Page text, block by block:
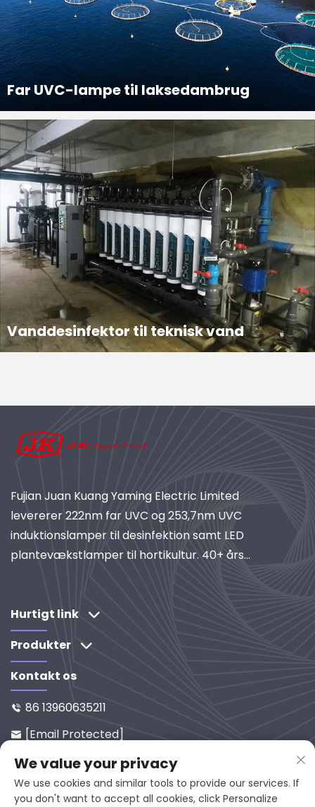
Far UVC-lampe til laksedambrug
Vandkvaliteten i laksen akvakultur hænger sammen med dets overlevelsesrate og væksteffektivitet, hvilket påvirker udbytte og fordele. Derfor er det nødvendigt at opbygge et effektivt og sikkert vanddesinfektionssystem. Efter eksperimentel forskning har projektet...
Vanddesinfektor til teknisk vand
Fujian Juan Kuang Yaming Electric Limited
levererer 222nm far UVC og 253,7nm UVC
induktionslamper til desinfektion samt LED
plantevækstlamper til hortikultur. 40+ års
Udforsk vores forskningdrevne løsninger.
Hurtigt link
Produkter
Kontakt os
 86 13960635211
 [email Protected]

Nr. 65-9, Xixi Vej, Yanping, Fujian,
353001, Kina
We value your privacy
We use cookies and similar tools to provide our services. If
you don't want to accept all cookies, click Personalize